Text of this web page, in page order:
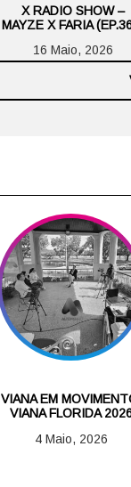
X RADIO SHOW –
MAYZE X FARIA
16 Maio, 2026
VIANA EM
VIANA FLORIDA
4 Maio, 2026